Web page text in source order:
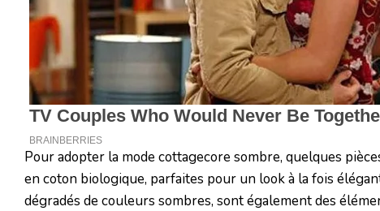
Pour adopter la mode cottagecore sombre, quelques
en coton biologique, parfaites pour un look à la fois
dégradés de couleurs sombres, sont également des